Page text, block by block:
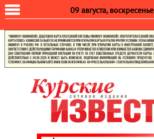
09 августа, воскресенье